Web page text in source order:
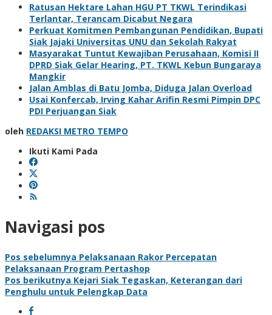
Ratusan Hektare Lahan HGU PT TKWL Terindikasi
Terlantar, Terancam Dicabut Negara
Perkuat Komitmen Pembangunan Pendidikan, Bupati
Siak Jajaki Universitas UNU dan Sekolah Rakyat
Masyarakat Tuntut Kewajiban Perusahaan, Komisi II
DPRD Siak Gelar Hearing, PT. TKWL Kebun Bungaraya
Mangkir
Jalan Amblas di Batu Jomba, Diduga Jalan Overload
Usai Konfercab, Irving Kahar Arifin Resmi Pimpin DPC
PDI Perjuangan Siak
oleh REDAKSI METRO TEMPO
Ikuti Kami Pada
Navigasi pos
Pos sebelumnya Pelaksanaan Rakor Percepatan
Pelaksanaan Program Pertashop
Pos berikutnya Kejari Siak Tegaskan, Keterangan dari
Penghulu untuk Pelengkap Data